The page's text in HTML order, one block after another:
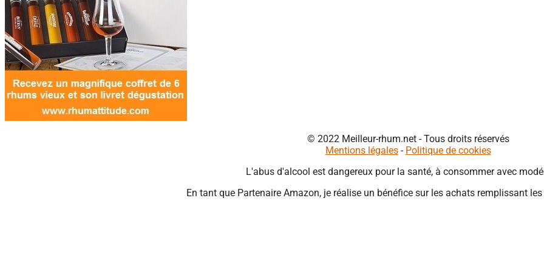
© 2022 Meilleur-rhum.net - Tous droits réservés
Mentions légales- Politique de cookies
L'abus d'alcool est dangereux pour la santé, à consommer avec
En tant que Partenaire Amazon, je réalise un bénéfice sur les achats remplissant